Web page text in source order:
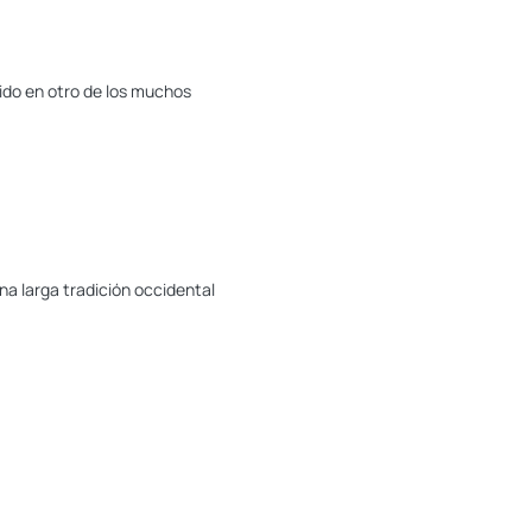
en otro de los muchos
larga tradición occidental